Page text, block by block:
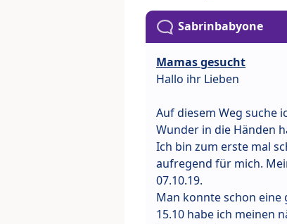
Sabrinbabyone
Mamas gesucht
Hallo ihr Lieben
Auf diesem Weg suche
Wunder in die Händen
Ich bin zum erste mal
aufregend für mich.
07.10.19.
Man konnte schon
15.10 habe ich meinen